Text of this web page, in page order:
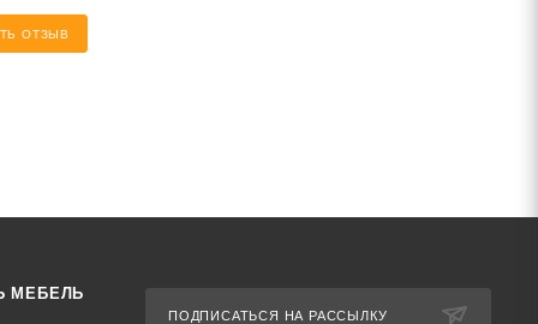
ОТЗЫВ
МЕБЕЛЬ
ПОДПИСАТЬСЯ НА РАССЫЛКУ